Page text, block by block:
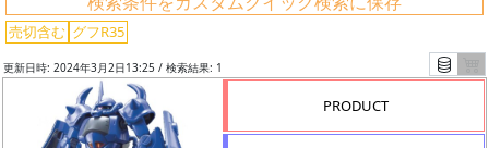
売切含む グフR35
ド
更新日時: 2024年3月2日13:25 / 検索結果: 1
PRODUCT